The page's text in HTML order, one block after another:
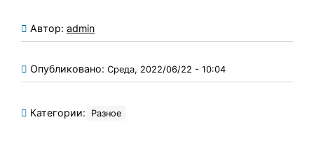
Автор: admin
Опубликовано: Среда, 2022/06/22 - 10:04
Категории: Разное